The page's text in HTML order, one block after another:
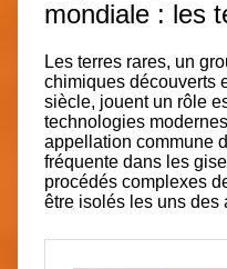
mondiale : les
Les terres rares, un
chimiques découverts
siècle, jouent un rôle
technologies
appellation commune
fréquente dans les
procédés complexes
être isolés les uns des